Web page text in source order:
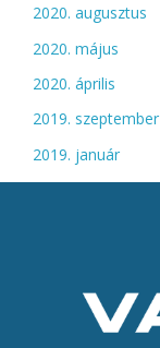
2020. augusztus
2020. május
2020. április
2019. szeptember
2019. január